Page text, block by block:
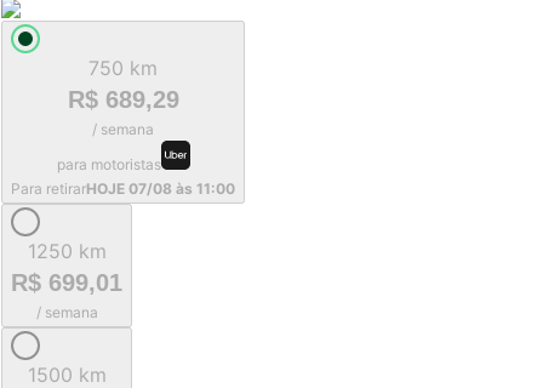
750 km
R$ 689,29
/ semana
para motoristas
Para retirarHOJE 07/08 às 11:00
1250 km
R$ 699,01
/ semana
1500 km